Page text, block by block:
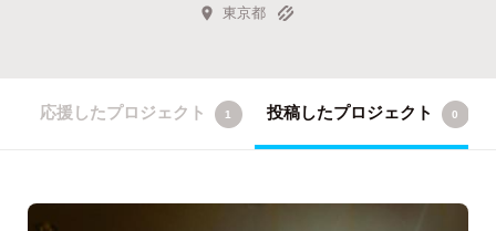
東京都
応援したプロジェクト 1 投稿したプロジェクト 0